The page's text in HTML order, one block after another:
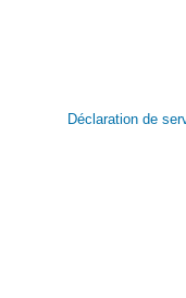
Déclaration de